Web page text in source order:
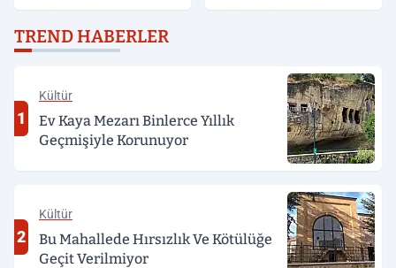
TREND HABERLER
1
Kültür
Ev Kaya Mezarı Binlerce Yıllık
Geçmişiyle Korunuyor
2
Kültür
Bu Mahallede Hırsızlık Ve Kötülüğe
Geçit Verilmiyor